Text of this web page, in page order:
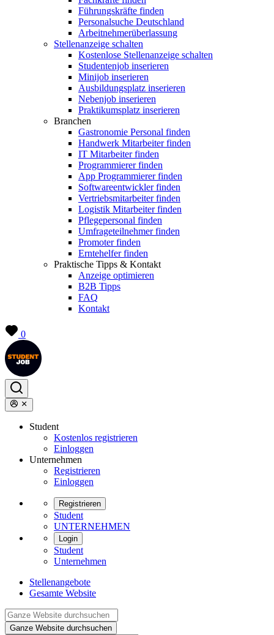
Führungskräfte finden
Personalsuche Deutschland
Arbeitnehmerüberlassung
Stellenanzeige schalten
Kostenlose Stellenanzeige schalten
Studentenjob inserieren
Minijob inserieren
Ausbildungsplatz inserieren
Nebenjob inserieren
Praktikumsplatz inserieren
Branchen
Gastronomie Personal finden
Handwerk Mitarbeiter finden
IT Mitarbeiter finden
Programmierer finden
App Programmierer finden
Softwareentwickler finden
Vertriebsmitarbeiter finden
Logistik Mitarbeiter finden
Pflegepersonal finden
Umfrageteilnehmer finden
Promoter finden
Erntehelfer finden
Praktische Tipps & Kontakt
Anzeige optimieren
B2B Tipps
FAQ
Kontakt
0
Student
Kostenlos registrieren
Einloggen
Unternehmen
Registrieren
Einloggen
Registrieren
Student
UNTERNEHMEN
Login
Student
Unternehmen
Stellenangebote
Gesamte Website